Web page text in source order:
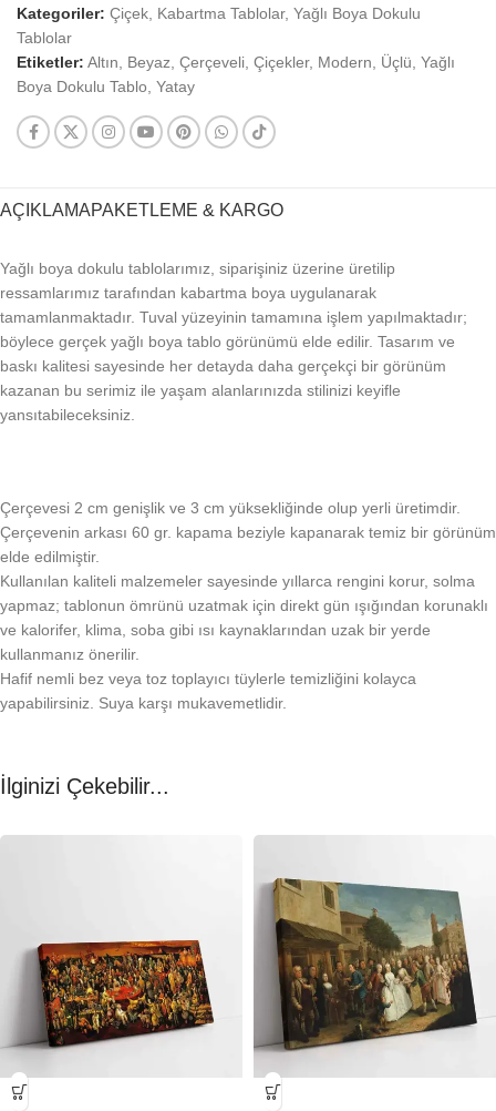
Kategoriler: Çiçek, Kabartma Tablolar, Yağlı Boya Dokulu
Tablolar
Etiketler: Altın, Beyaz, Çerçeveli, Çiçekler, Modern, Üçlü, Yağlı
Boya Dokulu Tablo, Yatay
AÇIKLAMAPAKETLEME & KARGO
Yağlı boya dokulu tablolarımız, siparişiniz üzerine üretilip
ressamlarımız tarafından kabartma boya uygulanarak
tamamlanmaktadır. Tuval yüzeyinin tamamına işlem yapılmaktadır;
böylece gerçek yağlı boya tablo görünümü elde edilir. Tasarım ve
baskı kalitesi sayesinde her detayda daha gerçekçi bir görünüm
kazanan bu serimiz ile yaşam alanlarınızda stilinizi keyifle
yansıtabileceksiniz.
Çerçevesi 2 cm genişlik ve 3 cm yüksekliğinde olup yerli üretimdir.
Çerçevenin arkası 60 gr. kapama beziyle kapanarak temiz bir görünüm
elde edilmiştir.
Kullanılan kaliteli malzemeler sayesinde yıllarca rengini korur, solma
yapmaz; tablonun ömrünü uzatmak için direkt gün ışığından korunaklı
ve kalorifer, klima, soba gibi ısı kaynaklarından uzak bir yerde
kullanmanız önerilir.
Hafif nemli bez veya toz toplayıcı tüylerle temizliğini kolayca
yapabilirsiniz. Suya karşı mukavemetlidir.
İlginizi Çekebilir...
-23% -23%